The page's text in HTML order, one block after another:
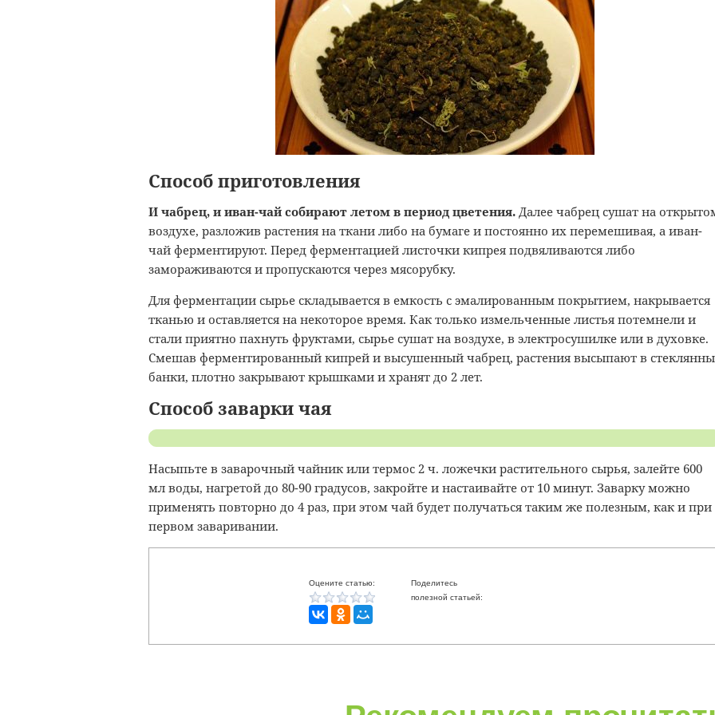
Способ приготовления
И чабрец, и иван-чай собирают летом в период цветения. Далее чабрец сушат на
воздухе, разложив растения на ткани либо на бумаге и постоянно их перемешивая, а иван-
чай ферментируют. Перед ферментацией листочки кипрея подвяливаются либо
замораживаются и пропускаются через мясорубку.
Для ферментации сырье складывается в емкость с эмалированным покрытием, накрывается
тканью и оставляется на некоторое время. Как только измельченные листья потемнели и
стали приятно пахнуть фруктами, сырье сушат на воздухе, в электросушилке или в духовке.
Смешав ферментированный кипрей и высушенный чабрец, растения высыпают в
банки, плотно закрывают крышками и хранят до 2 лет.
Способ заварки чая
Насыпьте в заварочный чайник или термос 2 ч. ложечки растительного сырья, залейте 600
мл воды, нагретой до 80-90 градусов, закройте и настаивайте от 10 минут. Заварку можно
применять повторно до 4 раз, при этом чай будет получаться таким же полезным, как и при
первом заваривании.
Оцените статью:
Поделитесь
полезной статьей: